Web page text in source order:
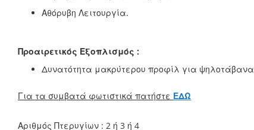
Αθόρυβη Λειτουργία.
Προαιρετικός Εξοπλισμός :
Δυνατότητα μακρύτερου προφίλ για ψηλοτάβανα
Για τα συμβατά φωτιστικά πατήστε ΕΔΩ
Αριθμός Πτερυγίων : 2 ή 3 ή 4